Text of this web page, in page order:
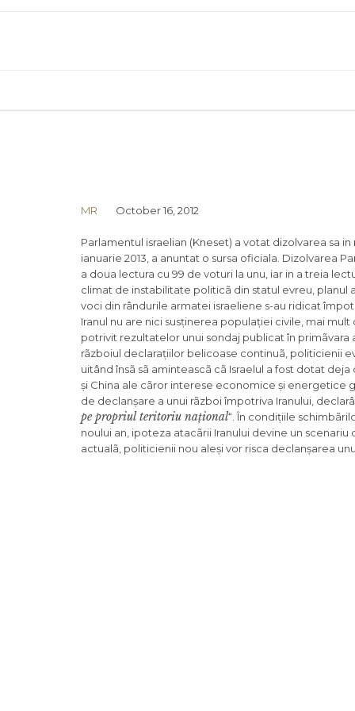
MR October 16, 2012
Parlamentul israelian (Kneset) a votat dizolvarea sa
ianuarie 2013, a anuntat o sursa oficiala. Dizolvarea
a doua lectura cu 99 de voturi la unu, iar in a treia
climat de instabilitate politicã din statul evreu, planul
voci din rândurile armatei israeliene s-au ridicat
Iranul nu are nici susținerea populației civile, mai
potrivit rezultatelor unui sondaj publicat în primãvara
rãzboiul declarațiilor belicoase continuã, politicienii
uitând însã sã aminteascã cã Israelul a fost dotat
și China ale cãror interese economice și energetice
de declanșare a unui rãzboi împotriva Iranului,
pe propriul teritoriu național“. În condițiile
noului an, ipoteza atacãrii Iranului devine un
actualã, politicienii nou aleși vor risca declanșarea